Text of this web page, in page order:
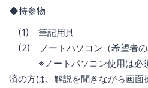
◆持参物
(1) 筆記用具
(2) ノートパソコン（希望者の
※ノートパソコン使用は必須
済の方は、解説を聞きながら画面